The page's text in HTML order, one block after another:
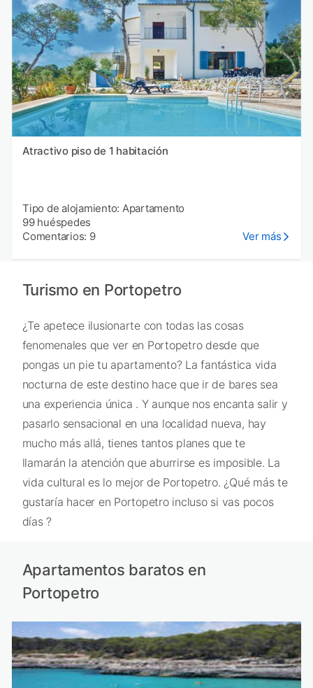
Atractivo piso de 1 habitación
Tipo de alojamiento: Apartamento
99 huéspedes
Comentarios: 9
Ver más
Turismo en Portopetro
¿Te apetece ilusionarte con todas las cosas
fenomenales que ver en Portopetro desde que
pongas un pie tu apartamento? La fantástica vida
nocturna de este destino hace que ir de bares sea
una experiencia única . Y aunque nos encanta salir y
pasarlo sensacional en una localidad nueva, hay
mucho más allá, tienes tantos planes que te
llamarán la atención que aburrirse es imposible. La
vida cultural es lo mejor de Portopetro. ¿Qué más te
gustaría hacer en Portopetro incluso si vas pocos
días ?
Apartamentos baratos en
Portopetro